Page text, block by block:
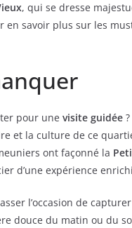
, qui se dresse
savoir plus sur les
pour une visite guidée
et la culture de ce
ont façonné la
d’une expérience
l’occasion de
douce du matin ou du